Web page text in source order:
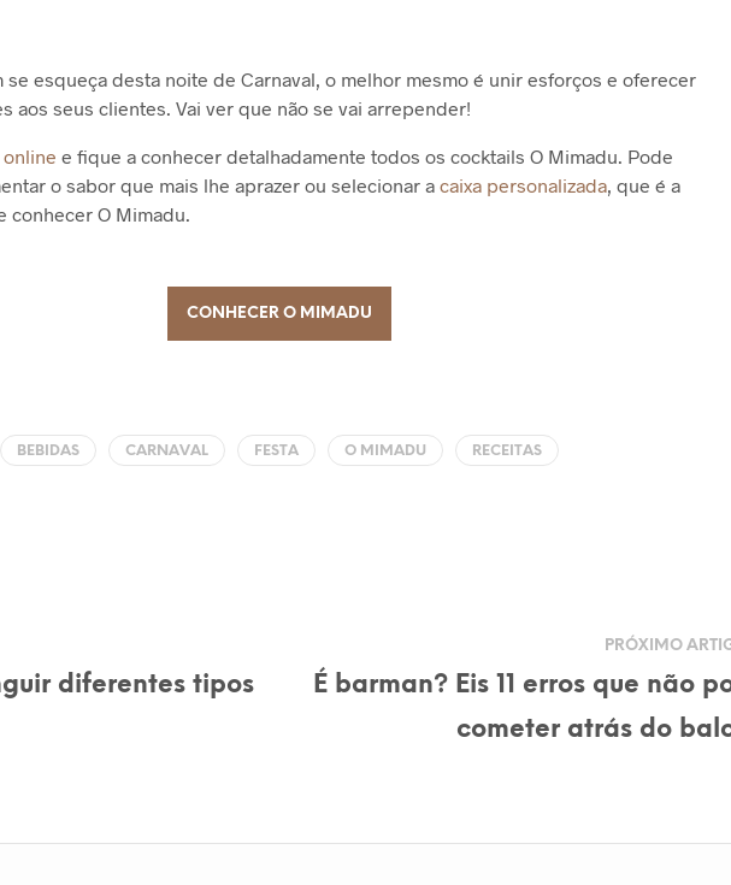
se esqueça desta noite de Carnaval, o melhor mesmo é unir esforços e oferecer
aos seus clientes. Vai ver que não se vai arrepender!
online e fique a conhecer detalhadamente todos os cocktails O Mimadu. Pode
o sabor que mais lhe aprazer ou selecionar a caixa personalizada , que é a
conhecer O Mimadu.
CONHECER O MIMADU
BEBIDAS CARNAVAL FESTA O MIMADU RECEITAS
diferentes tipos
PRÓXIMO
É barman? Eis 11 erros que não
cometer atrás do